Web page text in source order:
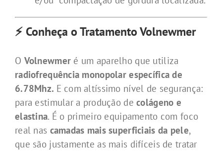
⚡ Conheça o Tratamento Volnewmer
O Volnewmer é um aparelho que utiliza
radiofrequência monopolar específica de
6.78Mhz. E com altíssimo nível de segurança:
para estimular a produção decolágeno e
elastina. É o primeiro equipamento com foco
real nas camadas mais superficiais da pele,
que são justamente as mais difíceis de tratar